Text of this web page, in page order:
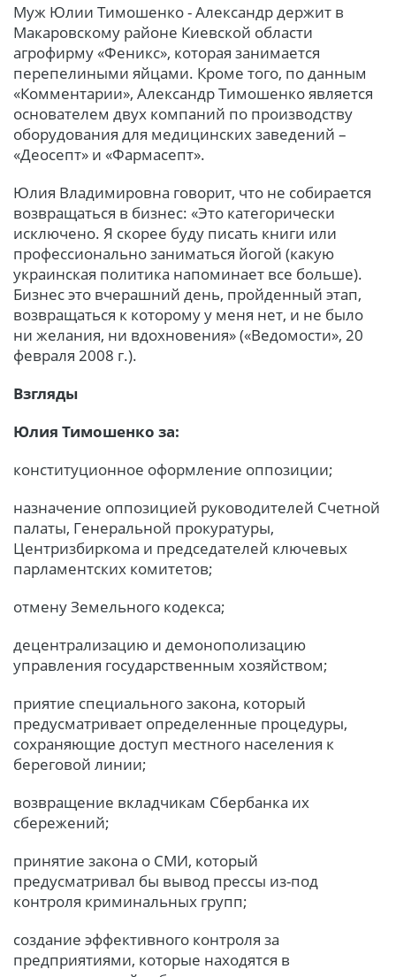
Муж Юлии Тимошенко - Александр держит в
Макаровскому районе Киевской области
агрофирму «Феникс», которая занимается
перепелиными яйцами. Кроме того, по данным
«Комментарии», Александр Тимошенко является
основателем двух компаний по производству
оборудования для медицинских заведений –
«Деосепт» и «Фармасепт».
Юлия Владимировна говорит, что не собирается
возвращаться в бизнес: «Это категорически
исключено. Я скорее буду писать книги или
профессионально заниматься йогой (какую
украинская политика напоминает все больше).
Бизнес это вчерашний день, пройденный этап,
возвращаться к которому у меня нет, и не было
ни желания, ни вдохновения» («Ведомости», 20
февраля 2008 г.).
Взгляды
Юлия Тимошенко за:
конституционное оформление оппозиции;
назначение оппозицией руководителей Счетной
палаты, Генеральной прокуратуры,
Центризбиркома и председателей ключевых
парламентских комитетов;
отмену Земельного кодекса;
децентрализацию и демонополизацию
управления государственным хозяйством;
приятие специального закона, который
предусматривает определенные процедуры,
сохраняющие доступ местного населения к
береговой линии;
возвращение вкладчикам Сбербанка их
сбережений;
принятие закона о СМИ, который
предусматривал бы вывод прессы из-под
контроля криминальных групп;
создание эффективного контроля за
предприятиями, которые находятся в